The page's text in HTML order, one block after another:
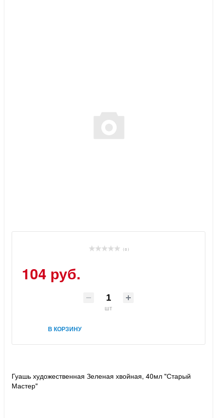
( 0 )
104 руб.
шт
В КОРЗИНУ
Гуашь художественная Зеленая хвойная, 40мл "Старый
Мастер"